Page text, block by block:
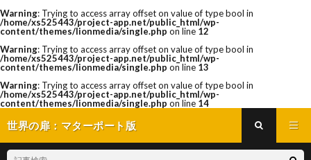
Warning: Trying to access array offset on value of type bool in
/home/xs525443/project-app.net/public_html/wp-
content/themes/lionmedia/single.php on line 12
Warning: Trying to access array offset on value of type bool in
/home/xs525443/project-app.net/public_html/wp-
content/themes/lionmedia/single.php on line 13
Warning: Trying to access array offset on value of type bool in
/home/xs525443/project-app.net/public_html/wp-
content/themes/lionmedia/single.php on line 14
世界の扉：マターポート版